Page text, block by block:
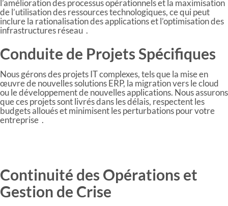
l’amélioration des processus opérationnels et la maximisation
de l’utilisation des ressources technologiques, ce qui peut
inclure la rationalisation des applications et l’optimisation des
infrastructures réseau .
Conduite de Projets Spécifiques
Nous gérons des projets IT complexes, tels que la mise en
œuvre de nouvelles solutions ERP, la migration vers le cloud
ou le développement de nouvelles applications. Nous assurons
que ces projets sont livrés dans les délais, respectent les
budgets alloués et minimisent les perturbations pour votre
entreprise .
Continuité des Opérations et
Gestion de Crise